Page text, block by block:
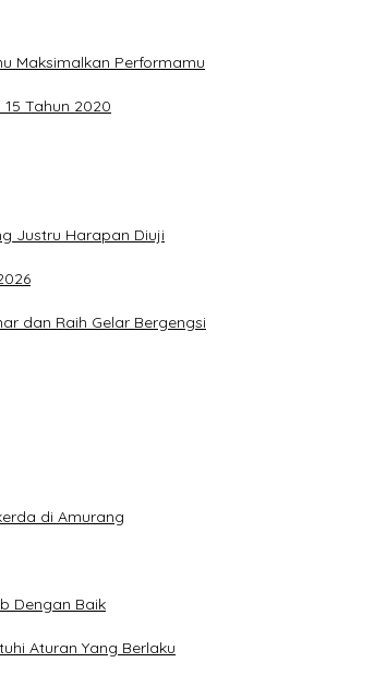
Maksimalkan Performamu
Tahun 2020
Justru Harapan Diuji
dan Raih Gelar Bergengsi
di Amurang
Dengan Baik
Aturan Yang Berlaku